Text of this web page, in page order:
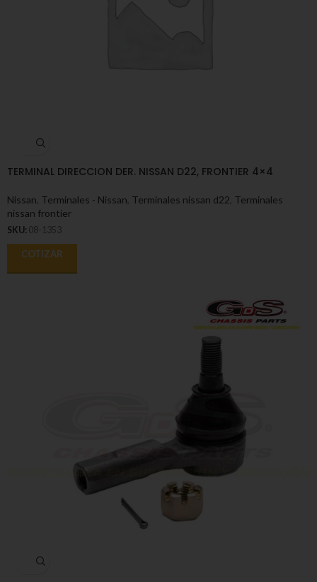
TERMINAL DIRECCION DER. NISSAN D22, FRONTIER 4×4
Nissan Terminales - Nissan Terminales nissan d22 Terminales
nissan frontier
SKU: 08-1353
COTIZAR